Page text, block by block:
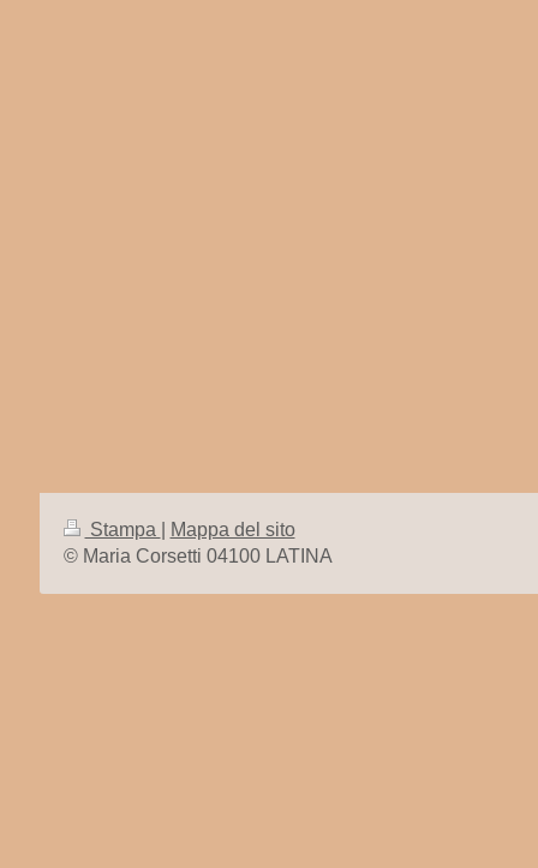
Stampa
Mappa del sito
© Maria Corsetti 04100 LATINA